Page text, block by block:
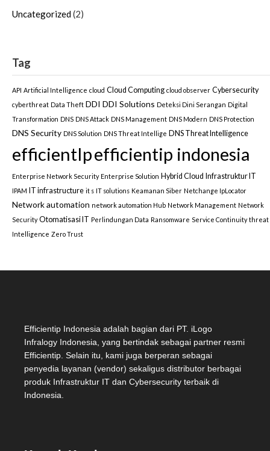
Uncategorized(2)
Tag
API Artificial Intelligence cloud Cloud Computing cloud observer Cybersecurity
cyberthreat Data Theft DDI DDI Solutions Deteksi Dini Serangan Digital
Transformation DNS DNS Attack DNS Management DNS Modern DNS Protection
DNS Security DNS Solution DNS Threat Intellige DNS Threat Intelligence
efficientIpefficientip indonesia
Enterprise Network Security Enterprise Solution Hybrid Cloud Infrastruktur IT
IPAM IT infrastructure it s IT solutions Keamanan Siber Netchange IpLocator
Network automation network automation Hub Network Management Network
Security Otomatisasi IT Perlindungan Data Ransomware Service Continuity threat
Intelligence Zero Trust
Efficientip Indonesia adalah bagian dari PT. iLogo
Infralogy Indonesia, yang bertindak sebagai partner resmi
Efficientip. Selain itu, kami juga berperan sebagai
penyedia layanan (vendor) sekaligus distributor berbagai
produk Infrastruktur IT dan Cybersecurity terbaik di
Indonesia.